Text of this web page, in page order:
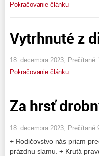
Pokračovanie článku
Vytrhnuté z
18. decembra 2023, Prečítané
Pokračovanie článku
Za hrsť
18. decembra 2023, Prečítané
+ Rodičovstvo nás priam
prázdnu slamu. + Krutá